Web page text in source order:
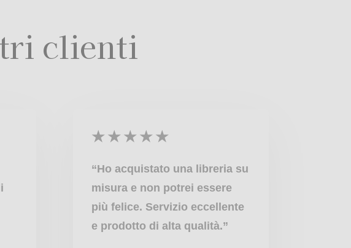
clienti
★★★★★
“Ho acquistato una libreria su
misura e non potrei essere
più felice. Servizio eccellente
e prodotto di alta qualità.”